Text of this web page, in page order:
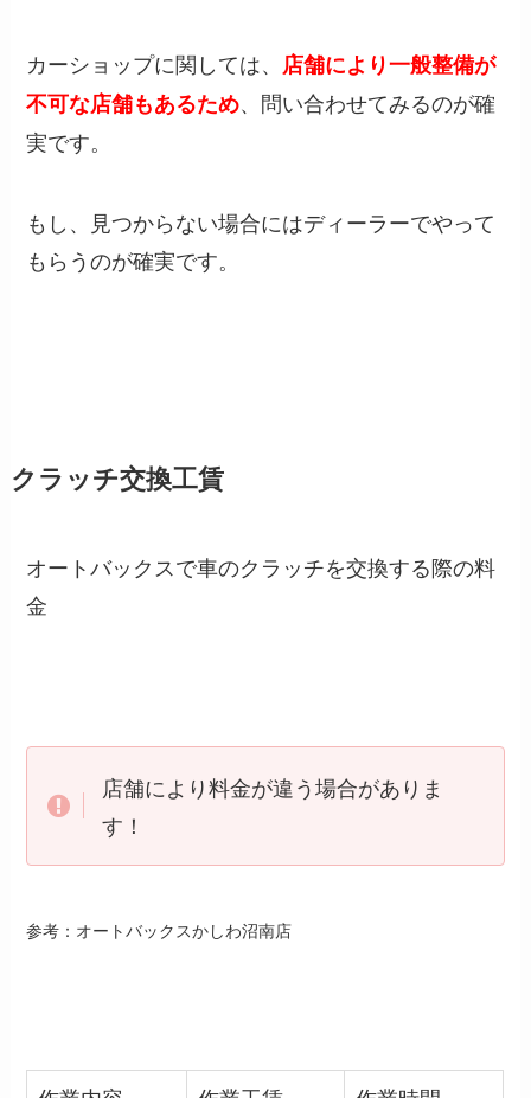
カーショップに関しては、 店舗により一般整備が
不可な店舗もあるため、問い合わせてみるのが確
実です。
もし、見つからない場合にはディーラーでやって
もらうのが確実です。
クラッチ交換工賃
オートバックスで車のクラッチを交換する際の料
金
店舗により料金が違う場合がありま
す！
参考：オートバックスかしわ沼南店